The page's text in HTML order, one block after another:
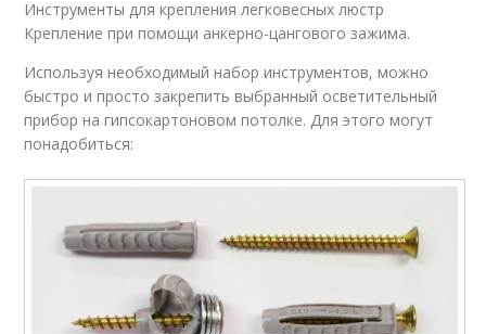
Инструменты для крепления легковесных люстр
Крепление при помощи анкерно-цангового зажима.
Используя необходимый набор инструментов, можно
быстро и просто закрепить выбранный осветительный
прибор на гипсокартоновом потолке. Для этого могут
понадобиться: